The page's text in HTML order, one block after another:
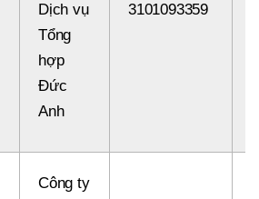
Dịch vụ
Tổng
hợp
Đức
Anh
3101093359
Công ty